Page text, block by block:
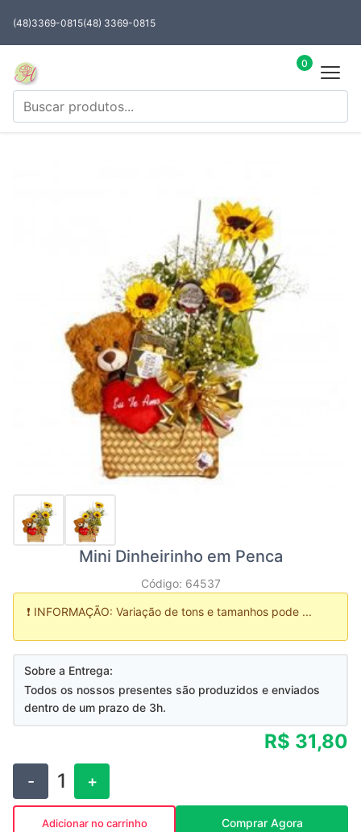
(48)3369-0815(48) 3369-0815
0
Mini Dinheirinho em Penca
Código: 64537
❗ INFORMAÇÃO: Variação de tons e tamanhos pode ...
Sobre a Entrega:
Todos os nossos presentes são produzidos e enviados
dentro de um prazo de 3h.
R$ 31,80
- 1 +
Adicionar no carrinho Comprar Agora